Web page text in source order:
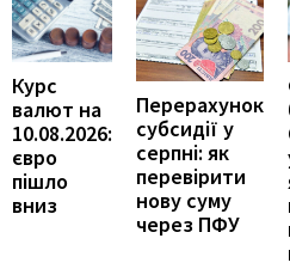
Курс
валют на
10.08.2026:
євро
пішло
вниз
Перерахунок
субсидії у
серпні: як
перевірити
нову суму
через ПФУ